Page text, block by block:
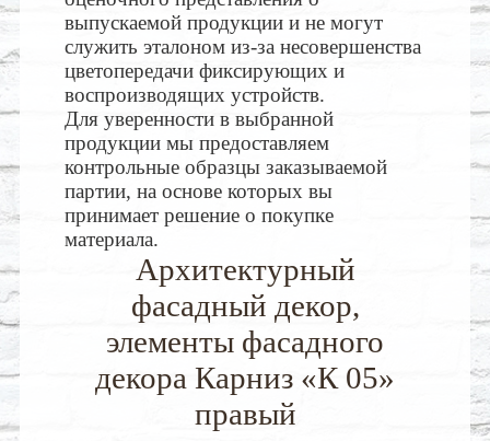
выпускаемой продукции и не могут
служить эталоном из-за несовершенства
цветопередачи фиксирующих и
воспроизводящих устройств.
Для уверенности в выбранной
продукции мы предоставляем
контрольные образцы заказываемой
партии, на основе которых вы
принимает решение о покупке
материала.
Архитектурный
фасадный декор,
элементы фасадного
декора Карниз «К 05»
правый